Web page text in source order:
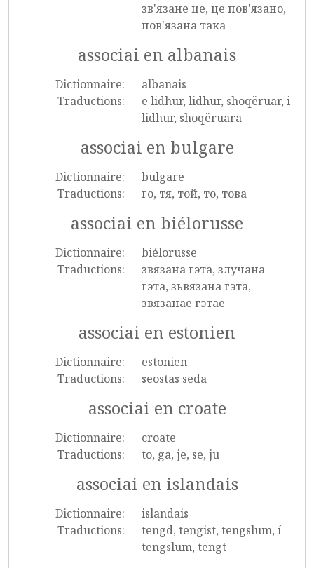
зв'язане це, це пов'язано,
пов'язана така
associai en albanais
Dictionnaire:
albanais
Traductions:
e lidhur, lidhur, shoqëruar, i
lidhur, shoqëruara
associai en bulgare
Dictionnaire:
bulgare
Traductions:
го, тя, той, то, това
associai en biélorusse
Dictionnaire:
biélorusse
Traductions:
звязана гэта, злучана
гэта, зьвязана гэта,
звязанае гэтае
associai en estonien
Dictionnaire:
estonien
Traductions:
seostas seda
associai en croate
Dictionnaire:
croate
Traductions:
to, ga, je, se, ju
associai en islandais
Dictionnaire:
islandais
Traductions:
tengd, tengist, tengslum, í
tengslum, tengt